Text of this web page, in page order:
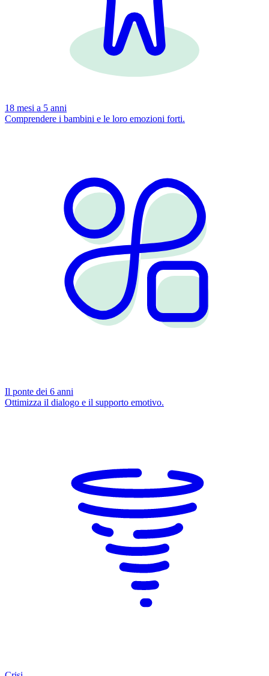
18 mesi a 5 anni
Comprendere i bambini e le loro emozioni forti.
Il ponte dei 6 anni
Ottimizza il dialogo e il supporto emotivo.